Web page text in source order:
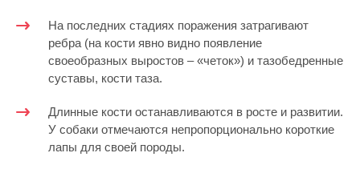
На последних стадиях поражения затрагивают
ребра (на кости явно видно появление
своеобразных выростов – «четок») и тазобедренные
суставы, кости таза.
Длинные кости останавливаются в росте и развитии.
У собаки отмечаются непропорционально короткие
лапы для своей породы.